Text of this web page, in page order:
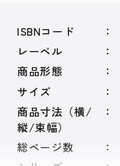
ISBNコード
レーベル
商品形態
サイズ
商品寸法（横/
縦/束幅）
総ページ数